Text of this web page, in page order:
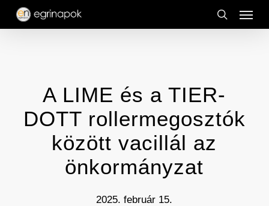
Skip
search
Menu
A LIME és a TIER-
DOTT rollermegosztók
között vacillál az
önkormányzat
2025. február 15.